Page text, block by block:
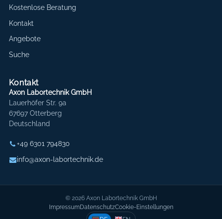
Kostenlose Beratung
Kontakt
Angebote
Suche
Kontakt
Axon Labortechnik GmbH
Lauerhöfer Str. 9a
67697 Otterberg
Deutschland
+49 6301 794830
info@axon-labortechnik.de
© 2026 Axon Labortechnik GmbH
ImpressumDatenschutzCookie-Einstellungen